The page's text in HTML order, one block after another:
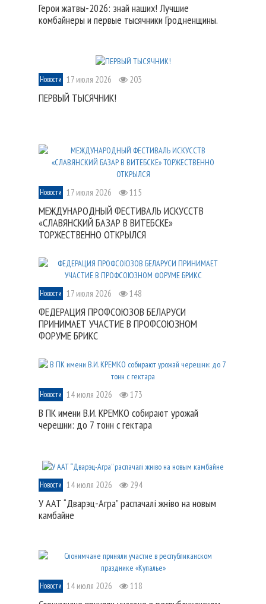
Герои жатвы-2026: знай наших! Лучшие
комбайнеры и первые тысячники Гродненщины.
Новости 17 июля 2026 203
ПЕРВЫЙ ТЫСЯЧНИК!
Новости 17 июля 2026 115
МЕЖДУНАРОДНЫЙ ФЕСТИВАЛЬ ИСКУССТВ
«СЛАВЯНСКИЙ БАЗАР В ВИТЕБСКЕ»
ТОРЖЕСТВЕННО ОТКРЫЛСЯ
Новости 17 июля 2026 148
ФЕДЕРАЦИЯ ПРОФСОЮЗОВ БЕЛАРУСИ
ПРИНИМАЕТ УЧАСТИЕ В ПРОФСОЮЗНОМ
ФОРУМЕ БРИКС
Новости 14 июля 2026 173
В ПК имени В.И. КРЕМКО собирают урожай
черешни: до 7 тонн с гектара
Новости 14 июля 2026 294
У ААТ “Дварэц-Агра” распачалі жніво на новым
камбайне
Новости 14 июля 2026 118